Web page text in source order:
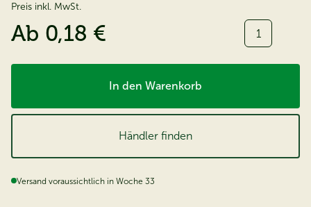
Preis inkl. MwSt.
Ab 0,18 € Menge:
In den Warenkorb
Händler finden
Versand voraussichtlich in Woche 33